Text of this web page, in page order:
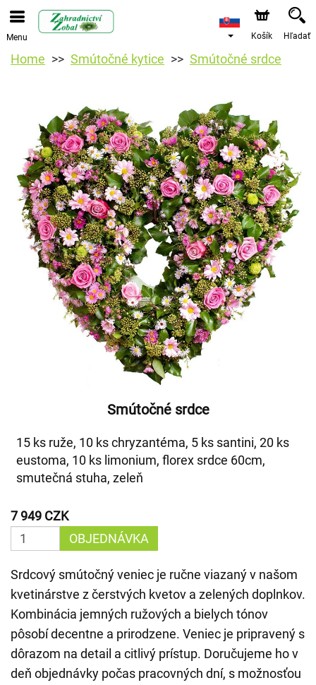
Menu Košík Hľadať
Home Smútočné kytice Smútočné srdce
Smútočné srdce
15 ks ruže, 10 ks chryzantéma, 5 ks santini, 20 ks
eustoma, 10 ks limonium, florex srdce 60cm,
smutečná stuha, zeleň
7 949 CZK
OBJEDNÁVKA
Srdcový smútočný veniec je ručne viazaný v našom
kvetinárstve z čerstvých kvetov a zelených doplnkov.
Kombinácia jemných ružových a bielych tónov
pôsobí decentne a prirodzene. Veniec je pripravený s
dôrazom na detail a citlivý prístup. Doručujeme ho v
deň objednávky počas pracovných dní, s možnosťou